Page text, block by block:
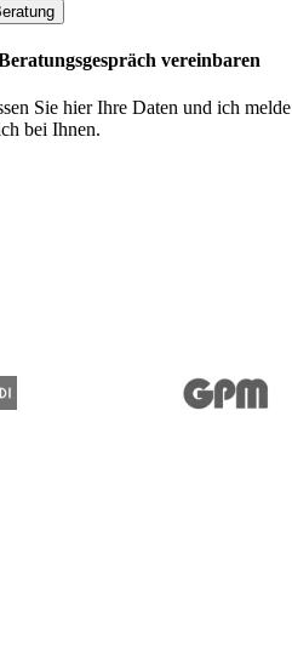
vereinbaren
Sie hier Ihre Daten und ich melde
bei Ihnen.